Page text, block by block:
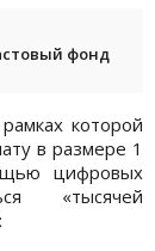
фонд
которой
в размере 1
цифровых
«тысячей